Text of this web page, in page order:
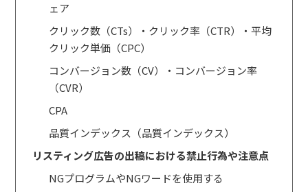
ェア
クリック数（CTs）・クリック率（CTR）・平均
クリック単価（CPC）
コンバージョン数（CV）・コンバージョン率
（CVR）
CPA
品質インデックス（品質インデックス）
リスティング広告の出稿における禁止行為や注意点
NGプログラムやNGワードを使用する